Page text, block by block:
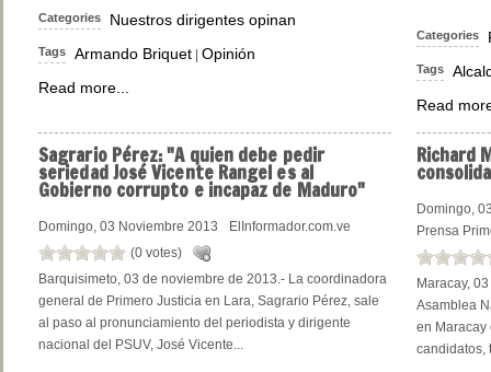
Categories Nuestros dirigentes opinan
Tags Armando Briquet Opinión
Read more...
Categories
Tags
Read
SagrarioPérez: "A quien debe pedir
seriedad José Vicente Rangel es al
Gobierno corrupto e incapaz de Maduro"
Domingo, 03 Noviembre 2013
ElInformador.com.ve
(0 votes)
Barquisimeto, 03 de noviembre de 2013.- La coordinadora
general de Primero Justicia en Lara, Sagrario Pérez, sale
al paso al pronunciamiento del periodista y dirigente
nacional del PSUV, José Vicente...
Richard
Domingo,
Prensa
Maracay,
Asamblea
en Maracay
candidatos,